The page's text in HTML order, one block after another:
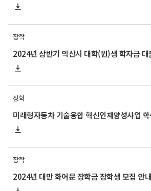
장학
2024년 상반기 익산시 대학(원)생 학자금 대
장학
미래형자동차 기술융합 혁신인재양성사업
장학
2024년 대만 화어문 장학금 장학생 모집 안내